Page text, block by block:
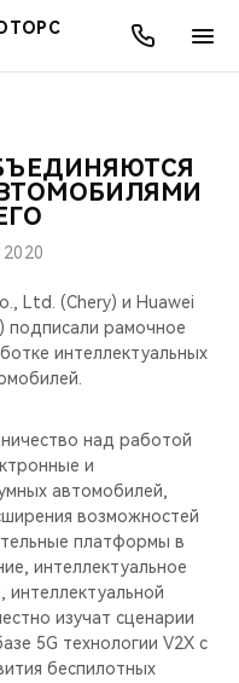
Ltd. (Chery) и Huawei
подписали рамочное
интеллектуальных
над работой
и
автомобилей,
возможностей
платформы в
интеллектуальное
интеллектуальной
изучат сценарии
5G технологии V2X c
беспилотных